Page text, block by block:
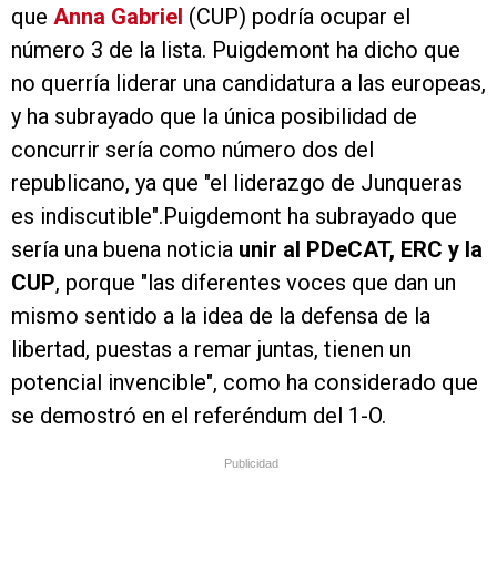
que Anna Gabriel (CUP) podría ocupar el
número 3 de la lista. Puigdemont ha dicho que
no querría liderar una candidatura a las europeas,
y ha subrayado que la única posibilidad de
concurrir sería como número dos del
republicano, ya que "el liderazgo de Junqueras
es indiscutible".Puigdemont ha subrayado que
sería una buena noticia unir al PDeCAT, ERC y la
CUP, porque "las diferentes voces que dan un
mismo sentido a la idea de la defensa de la
libertad, puestas a remar juntas, tienen un
potencial invencible", como ha considerado que
se demostró en el referéndum del 1-O.
Publicidad